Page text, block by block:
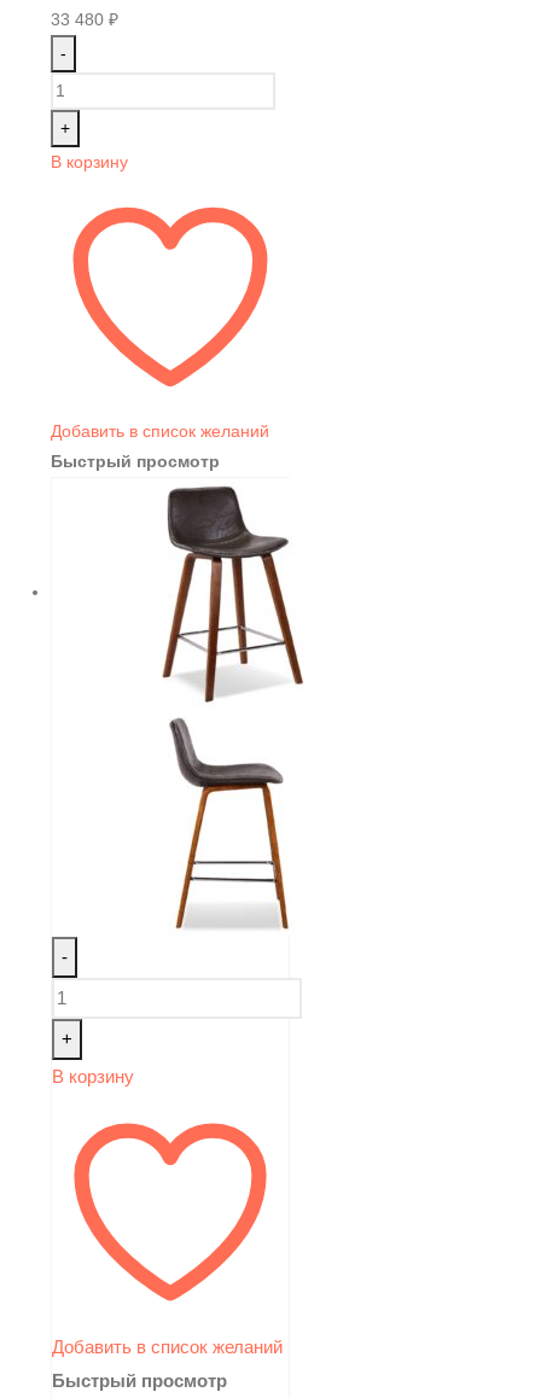
33 480 ₽
-
+
В корзину
Добавить в список желаний
Быстрый просмотр
-
+
В корзину
Добавить в список желаний
Быстрый просмотр